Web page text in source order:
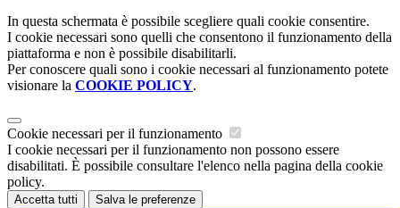
In questa schermata è possibile scegliere quali cookie consentire.
I cookie necessari sono quelli che consentono il funzionamento della
piattaforma e non è possibile disabilitarli.
Per conoscere quali sono i cookie necessari al funzionamento potete
visionare la COOKIE POLICY.
Cookie necessari per il funzionamento
I cookie necessari per il funzionamento non possono essere
disabilitati. È possibile consultare l'elenco nella pagina della cookie
policy.
Accetta tutti Salva le preferenze